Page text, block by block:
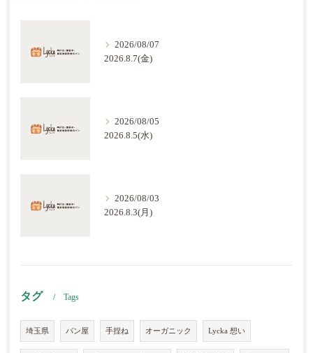
2026/08/07
2026.8.7(金)
2026/08/05
2026.8.5(水)
2026/08/03
2026.8.3(月)
タグ Tags
埼玉県 パン屋 手捏ね オーガニック Lycka 想い